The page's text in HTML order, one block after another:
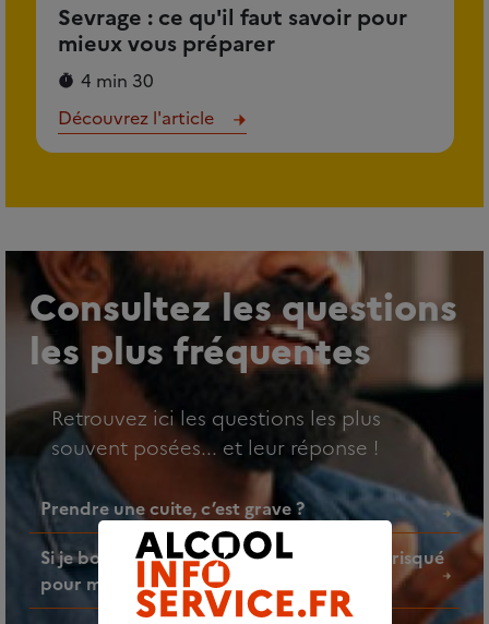
Sevrage : ce qu'il faut savoir pour
mieux vous préparer
4 min 30
Découvrez l'article
Consultez les questions
les plus fréquentes
Retrouvez ici les questions les plus
souvent posées... et leur réponse !
Prendre une cuite, c’est grave ?
Si je bois un verre d’alcool par jour, est-ce risqué
pour ma santé ?